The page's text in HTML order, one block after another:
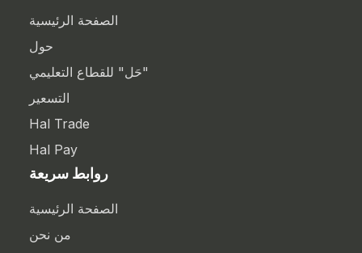
الصفحة الرئيسية
حول
"حَل" للقطاع التعليمي
التسعير
Hal Trade
Hal Pay
روابط سريعة
الصفحة الرئيسية
من نحن